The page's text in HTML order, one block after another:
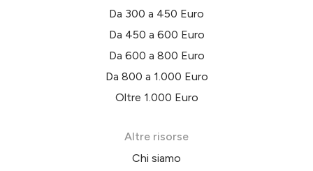
Da 300 a 450 Euro
Da 450 a 600 Euro
Da 600 a 800 Euro
Da 800 a 1.000 Euro
Oltre 1.000 Euro
Altre risorse
Chi siamo